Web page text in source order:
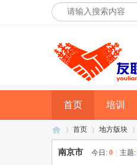
首页 培训
首页 地方版块
南京市 今日: 0 主题: